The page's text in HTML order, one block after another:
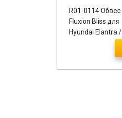
R01-0114 Обвес
Fluxion Bliss для
Hyundai Elantra /
Avante MD 2010+